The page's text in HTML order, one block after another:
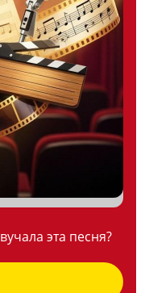
эта песня?